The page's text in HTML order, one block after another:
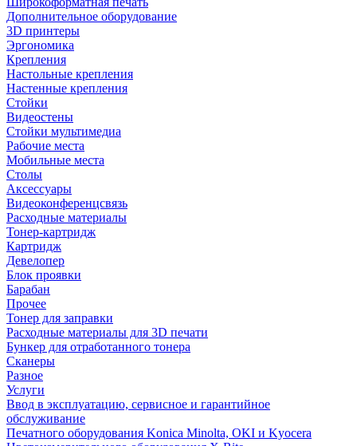
Дополнительное оборудование
3D принтеры
Эргономика
Крепления
Настольные крепления
Настенные крепления
Стойки
Видеостены
Стойки мультимедиа
Рабочие места
Мобильные места
Столы
Аксессуары
Видеоконференцсвязь
Расходные материалы
Тонер-картридж
Картридж
Девелопер
Блок проявки
Барабан
Прочее
Тонер для заправки
Расходные материалы для 3D печати
Бункер для отработанного тонера
Сканеры
Разное
Услуги
Ввод в эксплуатацию, сервисное и гарантийное
обслуживание
Печатного оборудования Konica Minolta, OKI и Kyocera